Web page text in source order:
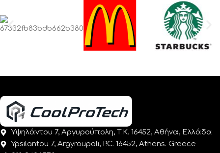
Υψηλάντου 7, Αργυρούπολη, Τ.Κ. 16452, Αθήνα, Ελλάδα
Ypsilantou 7, Argyroupoli, P.C. 16452, Athens. Greece